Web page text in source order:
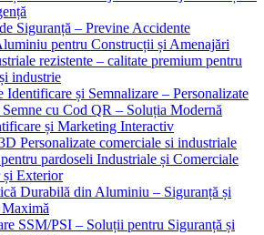
Siguranță – Previne Accidente
pentru Construcții și Amenajări
rezistente – calitate premium pentru
industrie
Identificare și Semnalizare – Personalizate
Semne cu Cod QR – Soluția Modernă
și Marketing Interactiv
Personalizate comerciale si industriale
pardoseli Industriale și Comerciale
Exterior
Durabilă din Aluminiu – Siguranță și
SSM/PSI – Soluții pentru Siguranță și